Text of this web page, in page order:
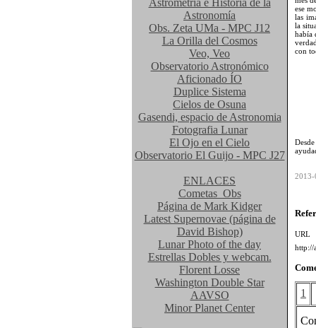
Astrometria e Historia de la
Astronomía
Obs. Zeta UMa - MPC J12
La Orilla del Cosmos
Veo, Veo
Observatorio Astronómico
Aficionado ÍO
Duplice Sistema
Cielos de Osuna
Gasendi, espacio de Astronomia
Fotografia Lunar
El Ojo en el Cielo
Observatorio El Guijo - MPC J27
ENLACES
Cometas_Obs
Página de Mark Kidger
Latest Supernovae (página de
David Bishop)
Lunar Photo of the day
Estrellas Dobles y webcam.
Florent Losse
Washington Double Star
AAVSO
Minor Planet Center
ese
las
la
había
con
http://
1